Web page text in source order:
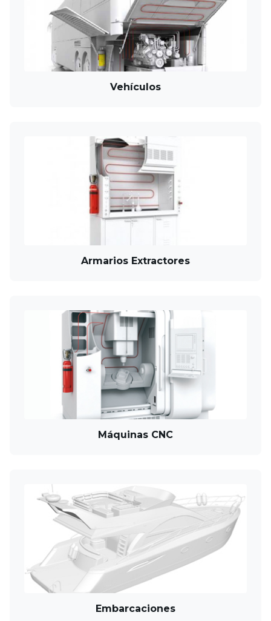
Vehículos
Armarios Extractores
Máquinas CNC
Embarcaciones